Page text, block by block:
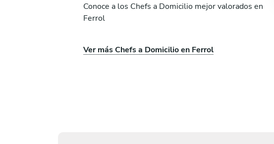
Conoce a los Chefs a Domicilio mejor valorados en
Ferrol
Ver más Chefs a Domicilio en Ferrol
Sada